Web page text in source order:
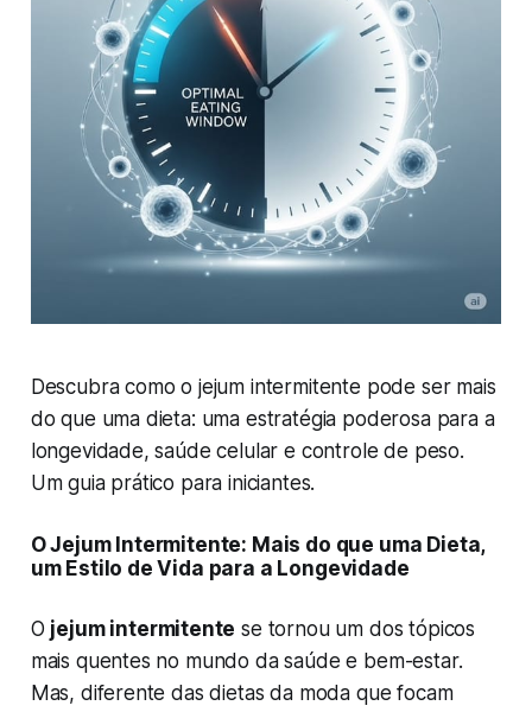
Descubra como o jejum intermitente pode ser mais
do que uma dieta: uma estratégia poderosa para a
longevidade, saúde celular e controle de peso.
Um guia prático para iniciantes.
O Jejum Intermitente: Mais do que uma Dieta,
um Estilo de Vida para a Longevidade
O jejum intermitente se tornou um dos tópicos
mais quentes no mundo da saúde e bem-estar.
Mas, diferente das dietas da moda que focam